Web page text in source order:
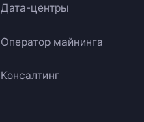
Дата-центры
Оператор майнинга
Консалтинг